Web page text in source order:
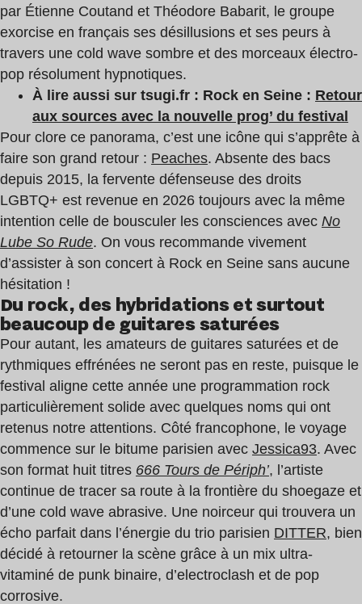
par Étienne Coutand et Théodore Babarit, le groupe
exorcise en français ses désillusions et ses peurs à
travers une cold wave sombre et des morceaux électro-
pop résolument hypnotiques.
À lire aussi sur tsugi.fr : Rock en Seine : Retour
aux sources avec la nouvelle prog’ du festival
Pour clore ce panorama, c’est une icône qui s’apprête à
faire son grand retour : Peaches. Absente des bacs
depuis 2015, la fervente défenseuse des droits
LGBTQ+ est revenue en 2026 toujours avec la même
intention celle de bousculer les consciences avec No
Lube So Rude. On vous recommande vivement
d’assister à son concert à Rock en Seine sans aucune
hésitation !
Du rock, des hybridations et surtout
beaucoup de guitares saturées
Pour autant, les amateurs de guitares saturées et de
rythmiques effrénées ne seront pas en reste, puisque le
festival aligne cette année une programmation rock
particulièrement solide avec quelques noms qui ont
retenus notre attentions. Côté francophone, le voyage
commence sur le bitume parisien avec Jessica93. Avec
son format huit titres 666 Tours de Périph’, l’artiste
continue de tracer sa route à la frontière du shoegaze et
d’une cold wave abrasive. Une noirceur qui trouvera un
écho parfait dans l’énergie du trio parisien DITTER, bien
décidé à retourner la scène grâce à un mix ultra-
vitaminé de punk binaire, d’electroclash et de pop
corrosive.